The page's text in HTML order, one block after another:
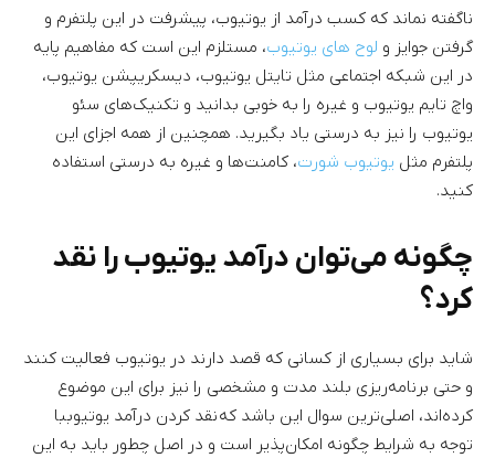
ناگفته نماند که کسب درآمد از یوتیوب، پیشرفت در این پلتفرم و
گرفتن جوایز و لوح‌ های یوتیوب، مستلزم این است که مفاهیم پایه
در این شبکه اجتماعی مثل تایتل یوتیوب، دیسکریپشن یوتیوب،
واچ تایم یوتیوب و غیره را به خوبی بدانید و تکنیک‌های سئو
یوتیوب را نیز به درستی یاد بگیرید. همچنین از همه اجزای این
پلتفرم مثل یوتیوب شورت، کامنت‌ها و غیره به درستی استفاده
کنید.
چگونه می‌توان درآمد یوتیوب را نقد
کرد؟
شاید برای بسیاری از کسانی که قصد دارند در یوتیوب فعالیت کنند
و حتی برنامه‌ریزی بلند مدت و مشخصی را نیز برای این موضوع
کرده‌اند، اصلی‌ترین سوال این باشد که نقد کردن درآمد یوتیوببا
توجه به شرایط چگونه امکان‌پذیر است و در اصل چطور باید به این